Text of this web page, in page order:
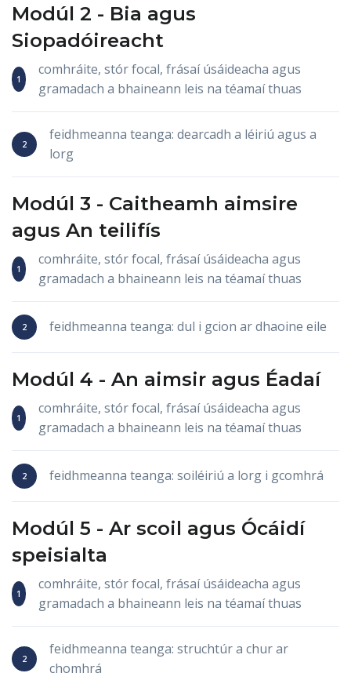
Modúl 2 - Bia agus
Siopadóireacht
comhráite, stór focal, frásaí úsáideacha agus
gramadach a bhaineann leis na téamaí thuas
feidhmeanna teanga: dearcadh a léiriú agus a
lorg
Modúl 3 - Caitheamh aimsire
agus An teilifís
comhráite, stór focal, frásaí úsáideacha agus
gramadach a bhaineann leis na téamaí thuas
feidhmeanna teanga: dul i gcion ar dhaoine eile
Modúl 4 - An aimsir agus Éadaí
comhráite, stór focal, frásaí úsáideacha agus
gramadach a bhaineann leis na téamaí thuas
feidhmeanna teanga: soiléiriú a lorg i gcomhrá
Modúl 5 - Ar scoil agus Ócáidí
speisialta
comhráite, stór focal, frásaí úsáideacha agus
gramadach a bhaineann leis na téamaí thuas
feidhmeanna teanga: struchtúr a chur ar
chomhrá